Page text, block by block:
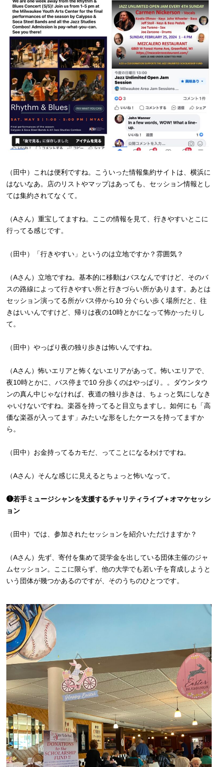
（田中）これは便利ですね。こういった情報集約サイトは、横浜に
はないなあ。店のリストやマップはあっても、セッション情報とし
ては集約されてなくて。
（Aさん）重宝してますね。ここの情報を見て、行きやすいとこに
行ってる感じです。
（田中）「行きやすい」というのは立地ですか？雰囲気？
（Aさん）立地ですね。基本的に移動はバスなんですけど、そのバ
スの路線によって行きやすい所と行きづらい所があります。あとは
セッション演ってる所がバス停から10 分ぐらい歩く場所だと、往
きはいいんですけど、帰りは夜の10時とかになって怖かったりし
て。
（田中）やっぱり夜の独り歩きは怖いんですね。
（Aさん）怖いエリアと怖くないエリアがあって。怖いエリアで、
夜10時とかに、バス停まで10 分歩くのはやっぱり。。ダウンタウ
ンの真ん中じゃなければ、夜道の独り歩きは、ちょっと気にしなき
ゃいけないですね。楽器を持ってると目立ちますし。如何にも「高
価な楽器が入ってます」みたいな形をしたケースを持ってますか
ら。
（田中）お金持ってるカモだ、ってことになるわけですね。
（Aさん）そんな感じに見えるとちょっと怖いなって。
❶若手ミュージシャンを支援するチャリティライブ＋オマケセッシ
ョン
（田中）では、参加されたセッションを紹介いただけますか？
（Aさん）先ず、寄付を集めて奨学金を出している団体主催のジャ
ムセッション。ここに限らず、他の大学でも若い子を育成しようと
いう団体が幾つかあるのですが、そのうちのひとつです。